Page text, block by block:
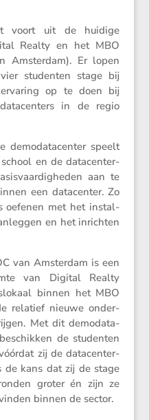
voort uit de huidige
Realty en het MBO
Amsterdam). Er lopen
studenten stage bij
op te doen bij
in de regio
demoda­ta­center speelt
en de datacen­ter­
aan te
een datacenter. Zo
oefenen met het instal­
en het inrichten
van Amsterdam is een
van Digital Realty
binnen het MBO
relatief nieuwe onder­
Met dit demoda­ta­
de studenten
zij de datacen­ter­
de kans dat zij de stage
groter én zijn ze
binnen de sector.